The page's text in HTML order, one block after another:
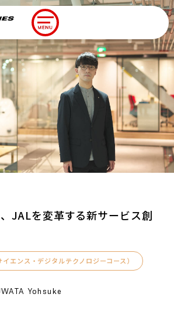
キャリア
ENTRY/LOGIN
厚生
JALを変革する新サービス創
エンス・デジタルテクノロジーコース）
Yohsuke